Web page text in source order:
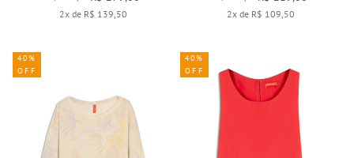
2x de R$ 139,50 2x de R$ 109,50
40%
OFF
40%
OFF